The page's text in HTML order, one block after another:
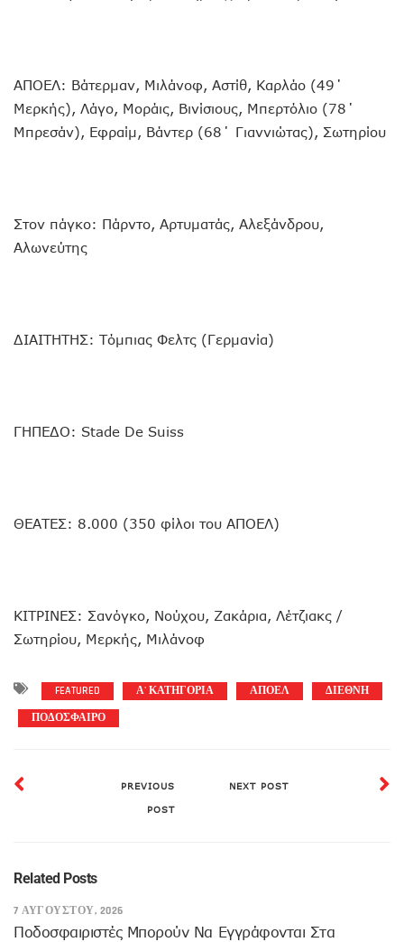
ΑΠΟΕΛ: Βάτερμαν, Μιλάνοφ, Αστίθ, Καρλάο (49΄
Μερκής), Λάγο, Μοράις, Βινίσιους, Μπερτόλιο (78΄
Μπρεσάν), Εφραίμ, Βάντερ (68΄ Γιαννιώτας), Σωτηρίου
Στον πάγκο: Πάρντο, Αρτυματάς, Αλεξάνδρου,
Αλωνεύτης
ΔΙΑΙΤΗΤΗΣ: Τόμπιας Φελτς (Γερμανία)
ΓΗΠΕΔΟ: Stade De Suiss
ΘΕΑΤΕΣ: 8.000 (350 φίλοι του ΑΠΟΕΛ)
ΚΙΤΡΙΝΕΣ: Σανόγκο, Νούχου, Ζακάρια, Λέτζιακς /
Σωτηρίου, Μερκής, Μιλάνοφ
FEATURED Α' ΚΑΤΗΓΟΡΙΑ ΑΠΟΕΛ
ΔΙΕΘΝΗ
ΠΟΔΟΣΦΑΙΡΟ
PREVIOUS
POST
NEXT POST
Related Posts
7 ΑΥΓΟΎΣΤΟΥ, 2026
Ποδοσφαιριστές Μπορούν Να Εγγράφονται Στα